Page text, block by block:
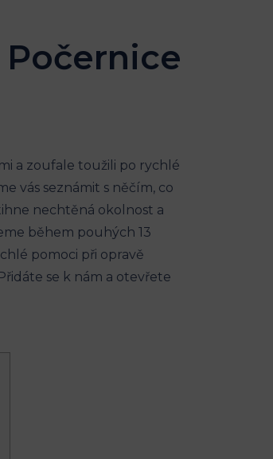
a zoufale toužili po rychlé
vás seznámit s něčím, co
nechtěná okolnost a
během pouhých 13
pomoci při opravě
se ⁣k nám a otevřete